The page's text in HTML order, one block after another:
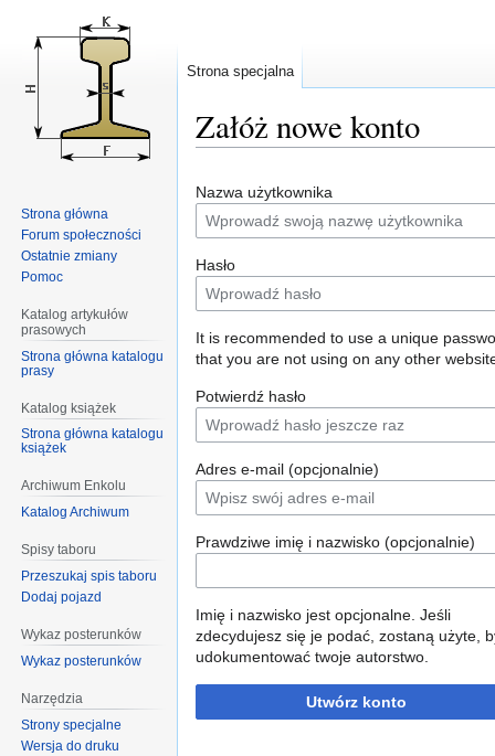
Załóż nowe konto
do
nawigacji
do
wyszukiwania
Nazwa użytkownika
Hasło
It is recommended to use a unique
that you are not using on any other
Potwierdź hasło
Adres e-mail (opcjonalnie)
Prawdziwe imię i nazwisko (opcjonalnie)
Imię i nazwisko jest opcjonalne. Jeśli
zdecydujesz się je podać, zostaną użyte,
udokumentować twoje autorstwo.
Utwórz konto
Strona specjalna
Strona główna
Forum społeczności
Ostatnie zmiany
Pomoc
Katalog artykułów
prasowych
Strona główna katalogu
prasy
Katalog książek
Strona główna katalogu
książek
Archiwum Enkolu
Katalog Archiwum
Spisy taboru
Przeszukaj spis taboru
Dodaj pojazd
Wykaz posterunków
Wykaz posterunków
Narzędzia
Strony specjalne
Wersja do druku